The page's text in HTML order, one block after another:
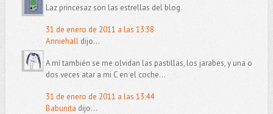
Laz princesaz son las estrellas del blog.
31 de enero de 2011 a las 13:38
Anniehalldijo...
A mí también se me olvidan las pastillas, los jarabes, y una o
dos veces atar a mi C en el coche...
31 de enero de 2011 a las 13:44
Babunita dijo...